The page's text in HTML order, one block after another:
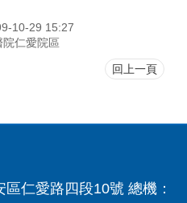
10-29 15:27
仁愛院區
回上一頁
仁愛路四段10號 總機：